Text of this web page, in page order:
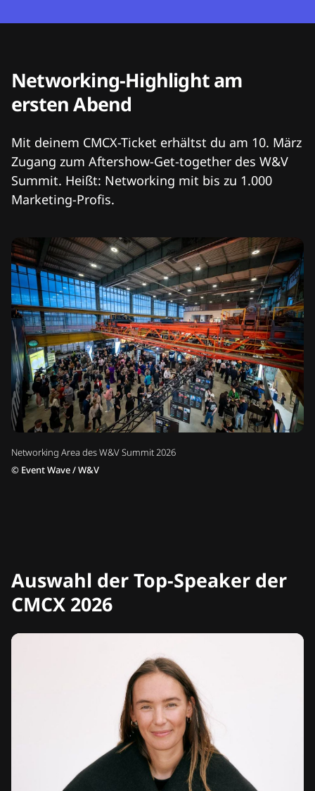
Networking Area des W&V Summit 2026
© Event Wave / W&V
Networking-Highlight am
ersten Abend
Mit deinem CMCX-Ticket erhältst du am 10. März
Zugang zum Aftershow-Get-together des W&V
Summit. Heißt: Networking mit bis zu 1.000
Marketing-Profis.
Auswahl der Top-Speaker der
CMCX 2026